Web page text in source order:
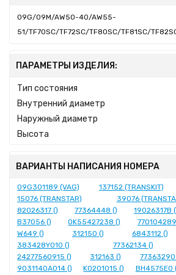
09G/09M/AW50-40/AW55-
51/TF70SC/TF72SC/TF80SC/TF81SC/
ПАРАМЕТРЫ ИЗДЕЛИЯ:
Тип состояния
Внутренний диаметр
Наружный диаметр
Высота
ВАРИАНТЫ НАПИСАНИЯ НОМЕРА
09G301189 (VAG) 137152 (TRANSKIT)
15076 (TRANSTAR)
39076
82026317 ()
77364448 () 19026317B
B37056 ()
OK55427238 ()
W649 ()
312150 () 6843112 ()
383428Y010 ()
77362134 ()
24277560915 ()
312163 () 77363290
9031140A014 ()
K0201015 () BH4575E0